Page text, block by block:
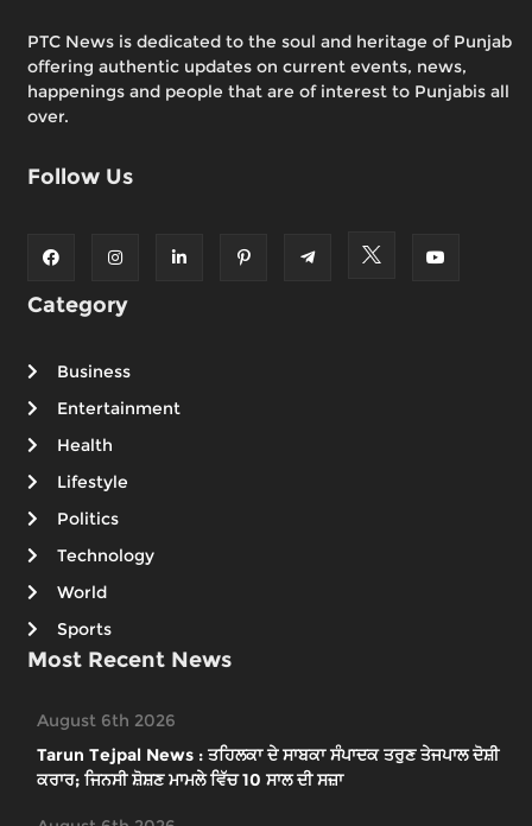
PTC News is dedicated to the soul and heritage of Punjab
offering authentic updates on current events, news,
happenings and people that are of interest to Punjabis all
over.
Follow Us
Category
Business
Entertainment
Health
Lifestyle
Politics
Technology
World
Sports
Most Recent News
August 6th 2026
Tarun Tejpal News : ਤਹਿਲਕਾ ਦੇ ਸਾਬਕਾ ਸੰਪਾਦਕ ਤਰੁਣ ਤੇਜਪਾਲ ਦੋਸ਼ੀ
ਕਰਾਰ; ਜਿਨਸੀ ਸ਼ੋਸ਼ਣ ਮਾਮਲੇ ਵਿੱਚ 10 ਸਾਲ ਦੀ ਸਜ਼ਾ